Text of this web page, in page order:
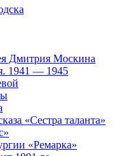
Дмитрия Москина
1941 — 1945
«Сестра таланта»
«Ремарка»